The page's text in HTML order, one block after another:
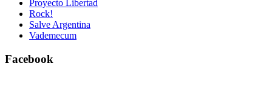
Proyecto Libertad
Rock!
Salve Argentina
Vademecum
Facebook